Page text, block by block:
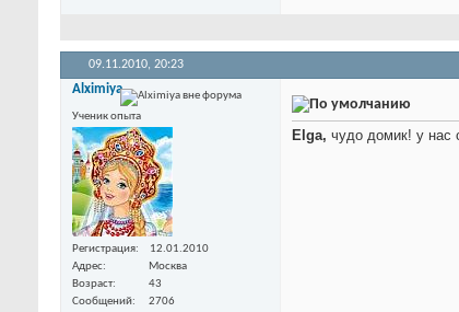
09.11.2010, 20:23
Alximiya
Ученик опыта
Регистрация
12.01.2010
Адрес
Москва
Возраст
43
Сообщений
2706
Elga, чудо домик! у нас